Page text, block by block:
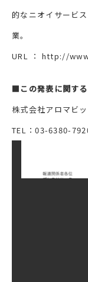
的なニオイサービ
業。
URL ： http://
■この発表に関す
株式会社アロマビ
TEL：03-6380-